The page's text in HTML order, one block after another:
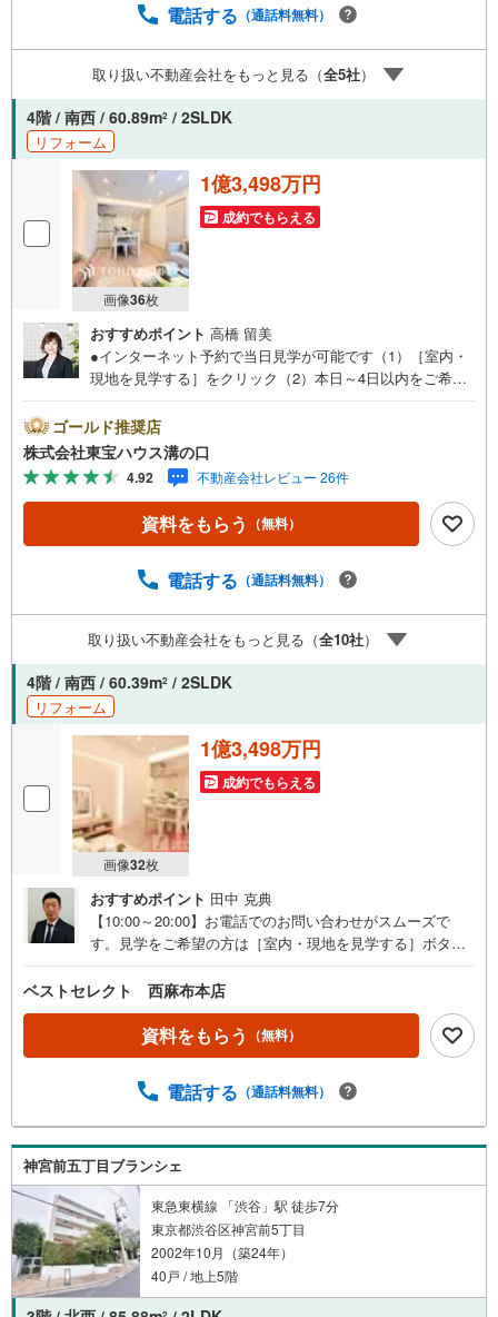
す。 住宅ローンのご相談 FPによるライフプランのシミュ
産を見た」とお伝え下さい。【資料をもらう】【室内・現
地を見学する】ボタンよりご予約いただくとご見学がスム
ーズにご案内できます。お客様のお住まいへの「希望」を
形にするべく全力でお手伝いさせていただきます。お会い
できる日を心待ちにしております。
電話する （通話料無料）
取り扱い不動産会社をもっと見る（全5社）
4階 / 南西 / 60.89m2 / 2SLDK
リフォーム
画像36枚
1億3,498万円
成約でもらえる
おすすめポイント 高橋 留美
●インターネット予約で当日見学が可能です（1）［室内・
現地を見学する］をクリック（2）本日～4日以内をご希望
い！●10:00～21:00はお電話でのお問い合わせがスムーズで
す。【Yahoo！ 不動産キャンペーン対象店舗】当店で物件
を成約するとPayPayポイントがもらえる「Yahoo！不動産
物件ご成約キャンペーン」の対象になります。「資料をも
らう」「見学予約をする」ボタンからお問い合わせくださ
い。※必ずYahoo！ JAPAN IDでログインしてください。※P
客様からのお言葉に感謝してこれからも楽しく素敵なお家
らまずは、お気軽に東宝ハウス溝の口に相談してみません
か？何も決まっていなくて大丈夫！まずはお客様の夢をお
聞かせ下さい！未来の「不安」を「安心」に変える「未来
カレンダー」もご来店時に好評です。スタッフ一同いつで
もお客様のお問合せをお待ちしております。
ゴールド推奨店
株式会社東宝ハウス溝の口
4.92 不動産会社レビュー 26件
資料をもらう （無料）
電話する （通話料無料）
取り扱い不動産会社をもっと見る（全10社）
4階 / 南西 / 60.39m2 / 2SLDK
リフォーム
画像32枚
1億3,498万円
成約でもらえる
おすすめポイント 田中 克典
【10:00～20:00】お電話でのお問い合わせがスムーズで
す。見学をご希望の方は［室内・現地を見学する］ボタン
黒区青葉台4丁目】1995年8月築（総戸数63戸）新耐震基準
マンション！採光・通風良好な4階部分の南西向き2SLD
K！随時、ご見学可能！お問合せお待ちしております〈物
件POINT〉■京王井の頭線『神泉』駅徒歩6分■東急田園都
分■大切なペットと一緒に暮らせます（細則有）■全室エア
心のオートロック完備■急な外出時にも荷物の受け取りに便
利な宅配ボックス■買い物施設や公園が近くに揃う充実した
生活環境■■■■■■■■■■■■■■■■■■■■■お気軽にお申しつけ
ください。
ベストセレクト 西麻布本店
資料をもらう （無料）
電話する （通話料無料）
神宮前五丁目ブランシェ
東急東横線 「渋谷」駅 徒歩7分
東京都渋谷区神宮前5丁目
2002年10月（築24年）
40戸 / 地上5階